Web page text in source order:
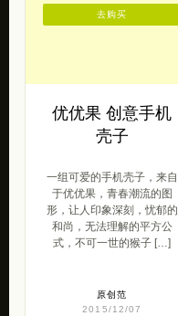
优优果 创意手机
壳子
一组可爱的手机壳子，来自
于优优果，青春潮流的图
形，让人印象深刻，忧郁的
和尚，无法理解的平方公
式，不可一世的猴子 […]
原创范
2015/12/07
去购买